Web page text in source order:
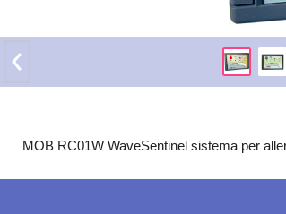
MOB RC01W WaveSentinel sistema per